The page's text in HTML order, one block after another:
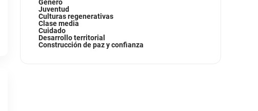
Género
Juventud
Culturas regenerativas
Clase media
Cuidado
Desarrollo territorial
Construcción de paz y confianza